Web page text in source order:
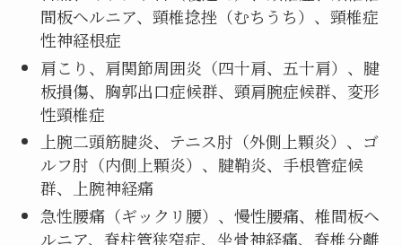
間板ヘルニア、頸椎捻挫（むちうち）、頸椎症
性神経根症
肩こり、肩関節周囲炎（四十肩、五十肩）、腱
板損傷、胸郭出口症候群、頸肩腕症候群、変形
性頸椎症
上腕二頭筋腱炎、テニス肘（外側上顆炎）、ゴ
ルフ肘（内側上顆炎）、腱鞘炎、手根管症候
群、上腕神経痛
急性腰痛（ギックリ腰）、慢性腰痛、椎間板ヘ
ルニア、脊柱管狭窄症、坐骨神経痛、脊椎分離